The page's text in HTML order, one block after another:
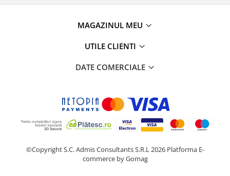
MAGAZINUL MEU
UTILE CLIENTI
DATE COMERCIALE
©Copyright S.C. Admis Consultants S.R.L 2026 Platforma E-
commerce by Gomag